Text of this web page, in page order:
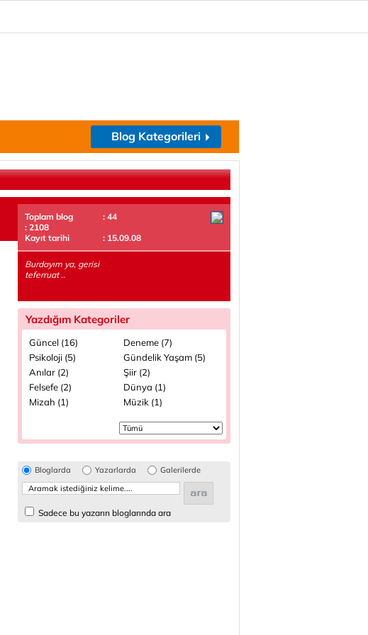
Blog Kategorileri
Toplam blog
: 44
: 2108
Kayıt tarihi
: 15.09.08
Burdayım ya, gerisi
teferruat ..
Yazdığım Kategoriler
Güncel (16)
Deneme (7)
Psikoloji (5)
Gündelik Yaşam (5)
Anılar (2)
Şiir (2)
Felsefe (2)
Dünya (1)
Mizah (1)
Müzik (1)
Bloglarda Yazarlarda Galerilerde
Sadece bu yazarın bloglarında ara